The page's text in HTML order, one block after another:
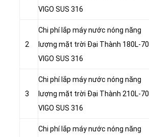
VIGO SUS 316
2
Chi phí lắp máy nước nóng năng
lượng mặt trời Đại Thành 180L-70
VIGO SUS 316
3
Chi phí lắp máy nước nóng năng
lượng mặt trời Đại Thành 210L-70
VIGO SUS 316
Chi phí lắp máy nước nóng năng